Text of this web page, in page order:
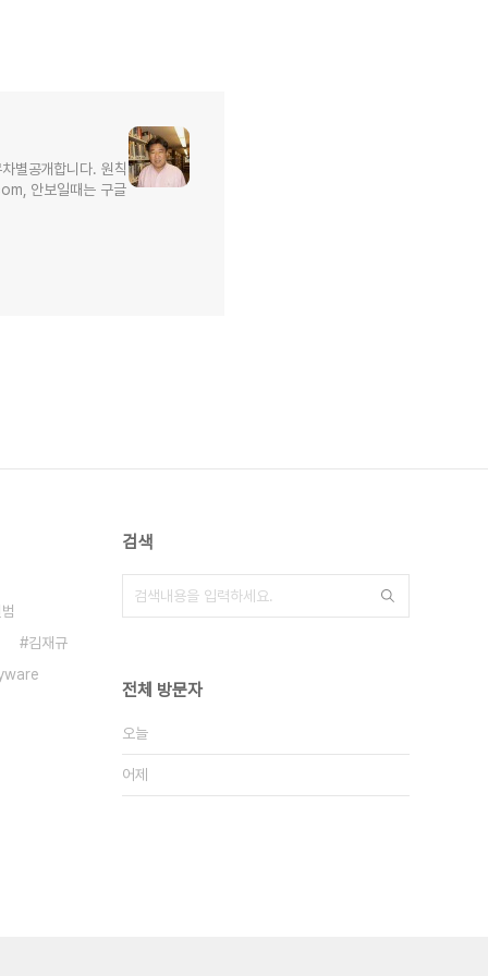
별공개합니다. 원칙
안보일때는 구글
김재규
검색
전체 방문자
오늘
어제